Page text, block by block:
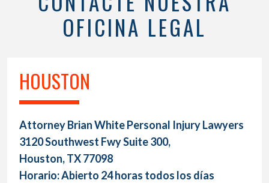
OFICINA LEGAL
HOUSTON
Attorney Brian White Personal Injury Lawyers
3120 Southwest Fwy Suite 300,
Houston, TX 77098
Horario: Abierto 24 horas todos los días